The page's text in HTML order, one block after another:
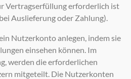
Vertragserfüllung erforderlich ist
Auslieferung oder Zahlung).
Nutzerkonto anlegen, indem sie
einsehen können. Im
werden die erforderlichen
mitgeteilt. Die Nutzerkonten